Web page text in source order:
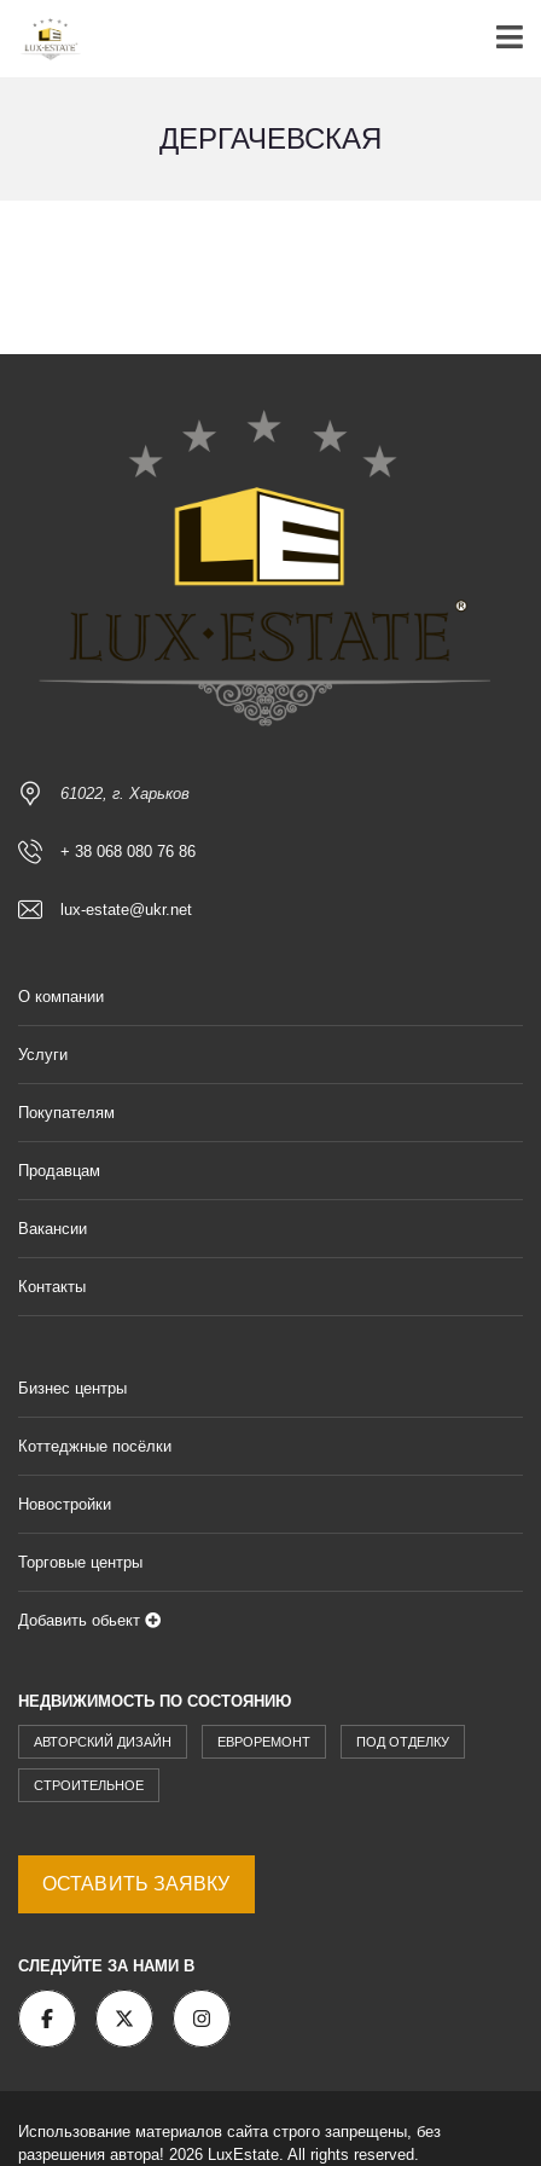
ДЕРГАЧЕВСКАЯ
61022, г. Харьков
+ 38 068 080 76 86
lux-estate@ukr.net
О компании
Услуги
Покупателям
Продавцам
Вакансии
Контакты
Бизнес центры
Коттеджные посёлки
Новостройки
Торговые центры
Добавить обьект
НЕДВИЖИМОСТЬ ПО СОСТОЯНИЮ
АВТОРСКИЙ ДИЗАЙН ЕВРОРЕМОНТ ПОД ОТДЕЛКУ
СТРОИТЕЛЬНОЕ
ОСТАВИТЬ ЗАЯВКУ
СЛЕДУЙТЕ ЗА НАМИ В
Использование материалов сайта строго запрещены, без
разрешения автора! 2026 LuxEstate. All rights reserved.